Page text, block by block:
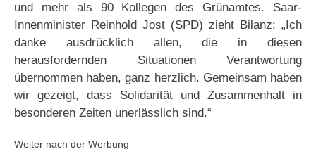
und mehr als 90 Kollegen des Grünamtes. Saar-
Innenminister Reinhold Jost (SPD) zieht Bilanz: „Ich
danke ausdrücklich allen, die in diesen
herausfordernden Situationen Verantwortung
übernommen haben, ganz herzlich. Gemeinsam haben
wir gezeigt, dass Solidarität und Zusammenhalt in
besonderen Zeiten unerlässlich sind.“
Weiter nach der Werbung